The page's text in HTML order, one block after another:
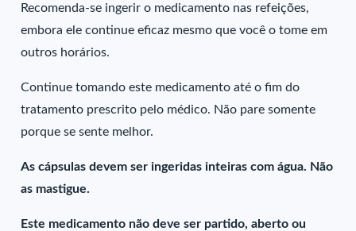
Recomenda-se ingerir o medicamento nas refeições,
embora ele continue eficaz mesmo que você o tome em
outros horários.
Continue tomando este medicamento até o fim do
tratamento prescrito pelo médico. Não pare somente
porque se sente melhor.
As cápsulas devem ser ingeridas inteiras com água. Não
as mastigue.
Este medicamento não deve ser partido, aberto ou